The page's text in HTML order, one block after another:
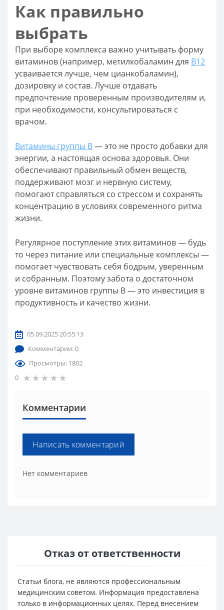
Как правильно
выбрать
При выборе комплекса важно учитывать форму
витаминов (например, метилкобаламин для B12
усваивается лучше, чем цианкобаламин),
дозировку и состав. Лучше отдавать
предпочтение проверенным производителям и,
при необходимости, консультироваться с
врачом.
Витамины группы B— это не просто добавки для
энергии, а настоящая основа здоровья. Они
обеспечивают правильный обмен веществ,
поддерживают мозг и нервную систему,
помогают справляться со стрессом и сохранять
концентрацию в условиях современного ритма
жизни.
Регулярное поступление этих витаминов — будь
то через питание или специальные комплексы —
помогает чувствовать себя бодрым, уверенным
и собранным. Поэтому забота о достаточном
уровне витаминов группы B — это инвестиция в
продуктивность и качество жизни.
05.09.2025 20:55:13
Комментарии: 0
Просмотры: 1802
0
Комментарии
Написать комментарий
Нет комментариев
Отказ от ответственности
Статьи блога, не являются профессиональным
медицинским советом. Информация предоставлена
только в информационных целях. Перед внесением